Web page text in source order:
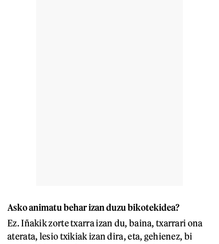
Asko animatu behar izan duzu bikotekidea?
Ez. Iñakik zorte txarra izan du, baina, txarrari ona
aterata, lesio txikiak izan dira, eta, gehienez, bi